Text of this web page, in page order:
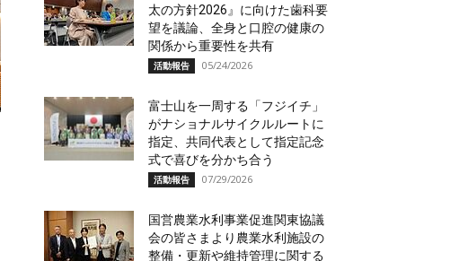
太の方針2026』に向けた歯科要
望を議論、全身と口腔の健康の
関係から重要性を共有
活動報告 05/24/2026
富士山を一周する「フジイチ」
がナショナルサイクルルートに
指定、共同代表として指定記念
式で喜びを分かち合う
活動報告 07/29/2026
国営農業水利事業促進関東協議
会の皆さまより農業水利施設の
整備・更新や維持管理に関する